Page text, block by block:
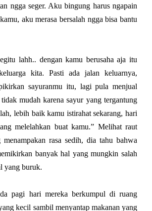
ngga seger. Aku bingung harus ngapain
aku merasa bersalah ngga bisa bantu
lahh.. dengan kamu berusaha aja itu
kita. Pasti ada jalan keluarnya,
sayuranmu itu, lagi pula menjual
mudah karena sayur yang tergantung
lebih baik kamu istirahat sekarang, hari
melelahkan buat kamu.” Melihat raut
rasa sedih, dia tahu bahwa
banyak hal yang mungkin salah
yang buruk.
pagi hari mereka berkumpul di ruang
kecil sambil menyantap makanan yang